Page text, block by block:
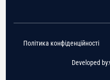
Developed by:
Політика конфіденційності